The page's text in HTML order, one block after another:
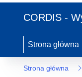
CORDIS -
Strona główna
Strona główna